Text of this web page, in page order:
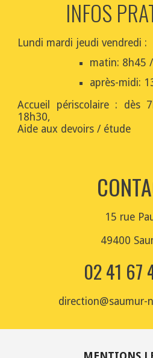
INFOS
Lundi mardi jeudi vendredi :
matin: 8h45
après-midi:
Accueil périscolaire : dès
18h30,
Aide aux devoirs / étude
15 rue
49400
02 41 67
direction@saumur-